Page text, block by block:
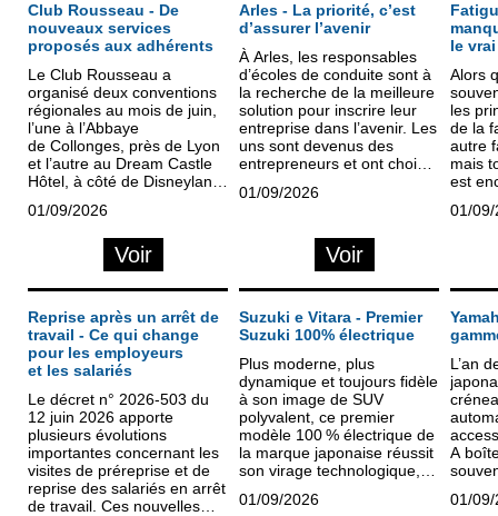
Club Rousseau - De
nouveaux services
proposés aux adhérents
Le Club Rousseau a
organisé deux conventions
régionales au mois de juin,
l’une à l’Abbaye
de Collonges, près de Lyon
et l’autre au Dream Castle
Hôtel, à côté de Disneyland
L’occasion de présenter de
nouveaux services.
01/09/2026
Voir
Arles - La priorité, c’est
d’assurer l’avenir
À Arles, les responsables
d’écoles de conduite sont à
la recherche de la meilleure
solution pour inscrire leur
entreprise dans l’avenir. Les
uns sont devenus des
entrepreneurs et ont choisi
externe ; les autres
en étant très attentifs au
recrutement de leur
01/09/2026
Voir
le
Alors
les
de la
autre
mais
est
de
01/09/
Reprise après un arrêt de
travail - Ce qui change
pour les employeurs
et les salariés
Le décret n° 2026-503 du
12 juin 2026 apporte
plusieurs évolutions
importantes concernant les
visites de préreprise et de
reprise des salariés en arrêt
de travail. Ces nouvelles
Suzuki e Vitara - Premier
Suzuki 100% électrique
Plus moderne, plus
dynamique et toujours fidèle
à son image de SUV
polyvalent, ce premier
modèle 100 % électrique de
la marque japonaise réussit
son virage technologique,
lui une partie de son
01/09/2026
L’an
A
01/09/